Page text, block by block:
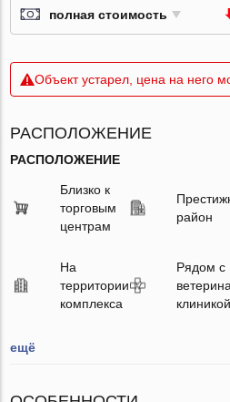
полная стоимость
Объект устарел, цена на него
РАСПОЛОЖЕНИЕ
РАСПОЛОЖЕНИЕ
Близко к
торговым
центрам
район
На
территории
комплекса
Рядом с
клиникой
ещё